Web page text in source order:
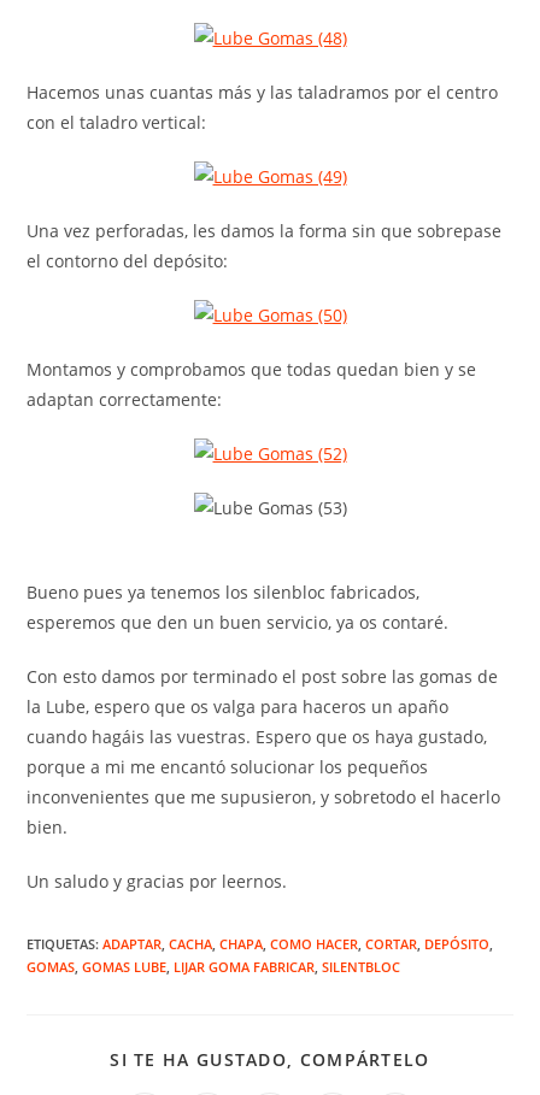
Hacemos unas cuantas más y las taladramos por el centro
con el taladro vertical:
Una vez perforadas, les damos la forma sin que sobrepase
el contorno del depósito:
Montamos y comprobamos que todas quedan bien y se
adaptan correctamente:
Bueno pues ya tenemos los silenbloc fabricados,
esperemos que den un buen servicio, ya os contaré.
Con esto damos por terminado el post sobre las gomas de
la Lube, espero que os valga para haceros un apaño
cuando hagáis las vuestras. Espero que os haya gustado,
porque a mi me encantó solucionar los pequeños
inconvenientes que me supusieron, y sobretodo el hacerlo
bien.
Un saludo y gracias por leernos.
ETIQUETAS:ADAPTAR CACHA CHAPA COMO HACER CORTAR DEPÓSITO
GOMAS GOMAS LUBE LIJAR GOMA FABRICAR SILENTBLOC
SI TE HA GUSTADO, COMPÁRTELO